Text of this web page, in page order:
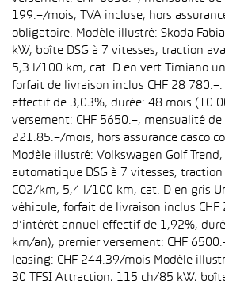
199.–/mois, TVA incluse, hors
obligatoire. Modèle illustré: Skoda
kW, boîte DSG à 7 vitesses, traction
5,3 l/100 km, cat. D en vert Timiano
forfait de livraison inclus CHF 28 780.–.
effectif de 3,03%, durée: 48 mois (10
versement: CHF 5650.–, mensualité de
221.85.–/mois, hors assurance casco
Modèle illustré: Volkswagen Golf
automatique DSG à 7 vitesses,
CO2/km, 5,4 l/100 km, cat. D en gris
véhicule, forfait de livraison inclus CHF
d’intérêt annuel effectif de 1,92%,
km/an), premier versement: CHF
leasing: CHF 244.39/mois Modèle
30 TFSI Attraction, 115 ch/85 kW,